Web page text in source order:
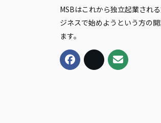
MSBはこれから独立起業され
ジネスで始めようという方の
ます。